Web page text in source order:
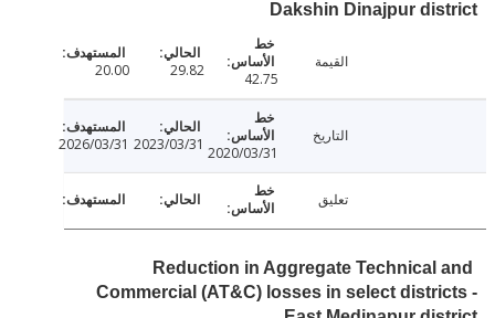
Dakshin Dinajpur
29.82
20.00
2020/03/31
2023/03/31
2026/03/31
Reduction in Aggregate Technical
Commercial (AT&C) losses in select